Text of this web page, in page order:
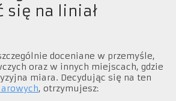
się na liniał
doceniane w przemyśle,
oraz w innych miejscach, gdzie
miara. Decydując się na ten
, otrzymujesz: